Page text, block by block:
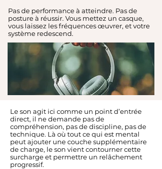
Pas de performance à atteindre. Pas de
posture à réussir. Vous mettez un casque,
vous laissez les fréquences œuvrer, et votre
système redescend.
Le son agit ici comme un point d’entrée
direct, il ne demande pas de
compréhension, pas de discipline, pas de
technique. Là où tout ce qui est mental
peut ajouter une couche supplémentaire
de charge, le son vient contourner cette
surcharge et permettre un relâchement
progressif.